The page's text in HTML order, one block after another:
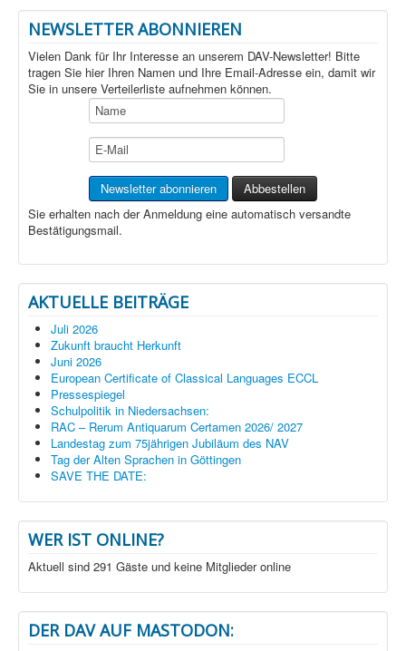
NEWSLETTER ABONNIEREN
Vielen Dank für Ihr Interesse an unserem DAV-Newsletter! Bitte
tragen Sie hier Ihren Namen und Ihre Email-Adresse ein, damit wir
Sie in unsere Verteilerliste aufnehmen können.
Sie erhalten nach der Anmeldung eine automatisch versandte
Bestätigungsmail.
AKTUELLE BEITRÄGE
Juli 2026
Zukunft braucht Herkunft
Juni 2026
European Certificate of Classical Languages ECCL
Pressespiegel
Schulpolitik in Niedersachsen:
RAC – Rerum Antiquarum Certamen 2026/ 2027
Landestag zum 75jährigen Jubiläum des NAV
Tag der Alten Sprachen in Göttingen
SAVE THE DATE:
WER IST ONLINE?
Aktuell sind 291 Gäste und keine Mitglieder online
DER DAV AUF MASTODON: